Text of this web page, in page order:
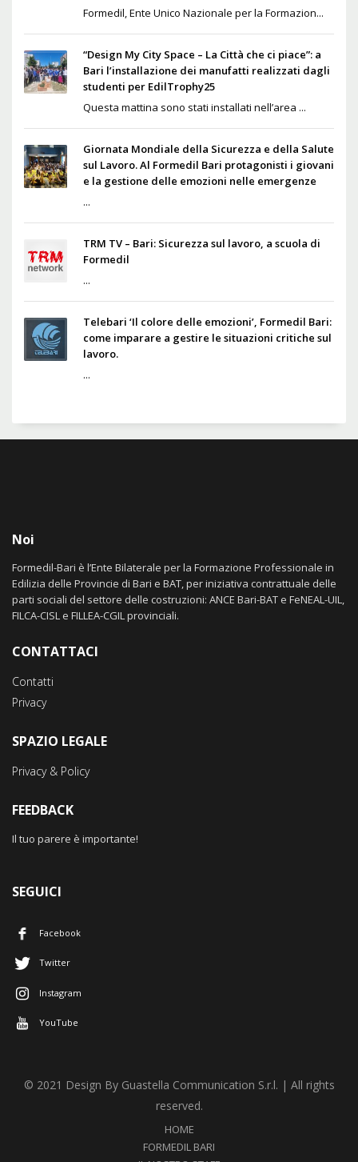
Formedil, Ente Unico Nazionale per la Formazion...
“Design My City Space – La Città che ci piace”: a
Bari l’installazione dei manufatti realizzati dagli
studenti per EdilTrophy25
Questa mattina sono stati installati nell’area ...
Giornata Mondiale della Sicurezza e della Salute
sul Lavoro. Al Formedil Bari protagonisti i giovani
e la gestione delle emozioni nelle emergenze
...
TRM TV – Bari: Sicurezza sul lavoro, a scuola di
Formedil
...
Telebari ‘Il colore delle emozioni’, Formedil Bari:
come imparare a gestire le situazioni critiche sul
lavoro.
...
Noi
Formedil-Bari è l’Ente Bilaterale per la Formazione Professionale in
Edilizia delle Provincie di Bari e BAT, per iniziativa contrattuale delle
parti sociali del settore delle costruzioni: ANCE Bari-BAT e FeNEAL-UIL,
FILCA-CISL e FILLEA-CGIL provinciali.
CONTATTACI
Contatti
Privacy
SPAZIO LEGALE
Privacy & Policy
FEEDBACK
Il tuo parere è importante!
SEGUICI
Facebook
Twitter
Instagram
YouTube
© 2021 Design By Guastella Communication S.r.l. | All rights
reserved.
HOME
FORMEDIL BARI